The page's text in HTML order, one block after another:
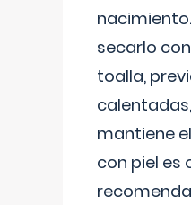
secarlo
toalla,
mantiene
con piel es